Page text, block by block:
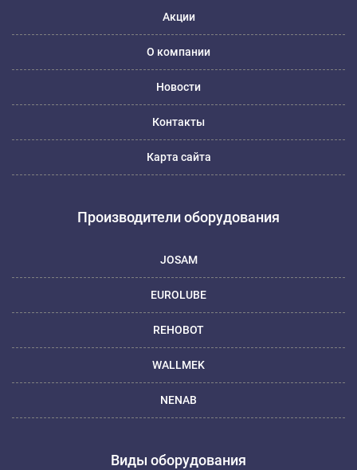
Акции
О компании
Новости
Контакты
Карта сайта
Производители оборудования
JOSAM
EUROLUBE
REHOBOT
WALLMEK
NENAB
Виды оборудования